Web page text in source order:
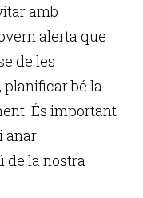
amb
alerta que
de les
, planificar bé la
És important
anar
de la nostra